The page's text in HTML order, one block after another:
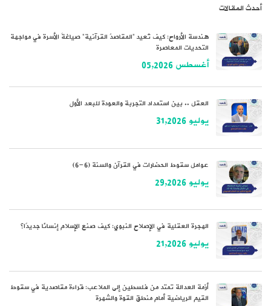
أحدث المقالات
هندسة الأرواح: كيف تُعيد “المقاصدُ القرآنية” صياغةَ الأسرة في مواجهة
التحديات المعاصرة
أغسطس 05,2026
العقل .. بين استمداد التجربة والعودة للبعد الأول
يوليو 31,2026
عوامل سقوط الحضارات في القرآن والسنة (6-6)
يوليو 29,2026
الهجرة العقلية في الإصلاح النبوي: كيف صنع الإسلام إنسانًا جديدًا؟
يوليو 21,2026
أزمة العدالة تمتد من فلسطين إلى الملاعب: قراءة مقاصدية في سقوط
القيم الرياضية أمام منطق القوة والشهرة